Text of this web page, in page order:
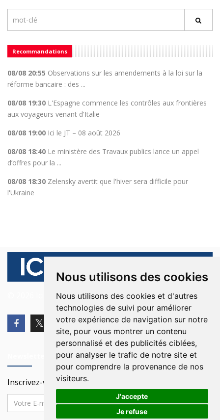
Nous utilisons des cookies
Nous utilisons des cookies et d'autres
technologies de suivi pour améliorer
votre expérience de navigation sur notre
site, pour vous montrer un contenu
personnalisé et des publicités ciblées,
pour analyser le trafic de notre site et
pour comprendre la provenance de nos
visiteurs.
J'accepte
Je refuse
Recommandations
08/08 20:55 Observations sur les amendements à la loi sur la
réforme bancaire : des ...
08/08 19:30 L'Espagne commence les contrôles aux frontières
aux voyageurs venant d'Italie
08/08 19:00 Ici le JT – 08 août 2026
08/08 18:40 Le ministère des Travaux publics lance un appel
d’offres pour la ...
08/08 18:30 Zelensky avertit que l'hiver sera difficile pour
l'Ukraine
© 2026 Ici Beyrouth. Tous les droits sont réservés.
Inscrivez-vous à notre Newsletter